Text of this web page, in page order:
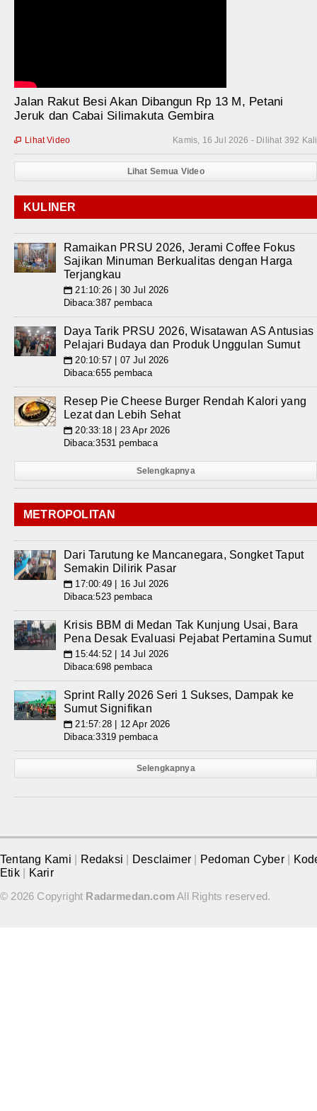
Jalan Rakut Besi Akan Dibangun Rp 13 M, Petani
Jeruk dan Cabai Silimakuta Gembira
Kamis, 16 Jul 2026 - Dilihat 392 Kali
 Lihat Video
Lihat Semua Video
KULINER
Ramaikan PRSU 2026, Jerami Coffee Fokus
Sajikan Minuman Berkualitas dengan Harga
Terjangkau
📅 21:10:26 | 30 Jul 2026
Dibaca:387 pembaca
Daya Tarik PRSU 2026, Wisatawan AS Antusias
Pelajari Budaya dan Produk Unggulan Sumut
📅 20:10:57 | 07 Jul 2026
Dibaca:655 pembaca
Resep Pie Cheese Burger Rendah Kalori yang
Lezat dan Lebih Sehat
📅 20:33:18 | 23 Apr 2026
Dibaca:3531 pembaca
Selengkapnya
METROPOLITAN
Dari Tarutung ke Mancanegara, Songket Taput
Semakin Dilirik Pasar
📅 17:00:49 | 16 Jul 2026
Dibaca:523 pembaca
Krisis BBM di Medan Tak Kunjung Usai, Bara
Pena Desak Evaluasi Pejabat Pertamina Sumut
📅 15:44:52 | 14 Jul 2026
Dibaca:698 pembaca
Sprint Rally 2026 Seri 1 Sukses, Dampak ke
Sumut Signifikan
📅 21:57:28 | 12 Apr 2026
Dibaca:3319 pembaca
Selengkapnya
Tentang Kami Redaksi Desclaimer Pedoman Cyber
Etik
Karir
© 2026 Copyright Radarmedan.comAll Rights reserved.